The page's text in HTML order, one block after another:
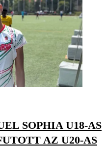
SOPHIA U18-AS
AZ U20-AS